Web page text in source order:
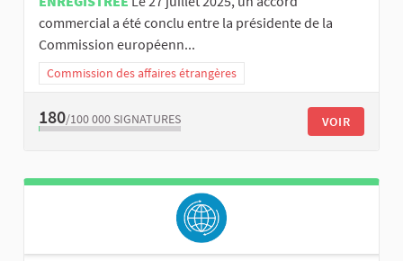
commercial a été conclu entre la présidente de la
Commission européenn...
Commission des affaires étrangères
180/100 000 SIGNATURES VOIR